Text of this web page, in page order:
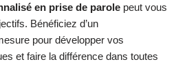
en prise de parole peut vous
Bénéficiez d’un
pour développer vos
et faire la différence dans toutes